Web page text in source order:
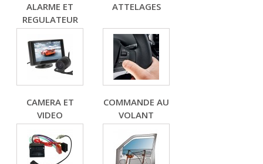
ALARME ET
REGULATEUR
ATTELAGES
CAMERA ET
VIDEO
COMMANDE AU
VOLANT